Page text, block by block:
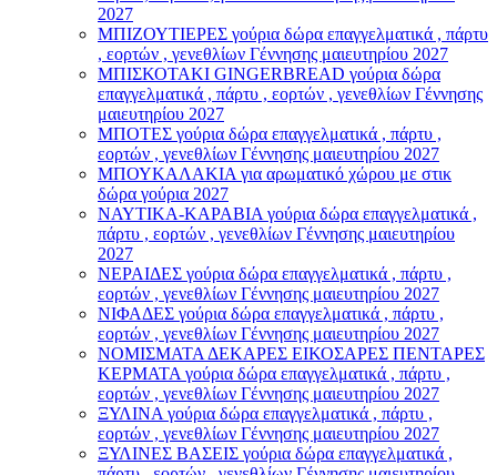
2027
ΜΠΙΖΟΥΤΙΕΡΕΣ γούρια δώρα επαγγελματικά , πάρτυ
, εορτών , γενεθλίων Γέννησης μαιευτηρίου 2027
ΜΠΙΣΚΟΤΑΚΙ GINGERBREAD γούρια δώρα
επαγγελματικά , πάρτυ , εορτών , γενεθλίων Γέννησης
μαιευτηρίου 2027
ΜΠΟΤΕΣ γούρια δώρα επαγγελματικά , πάρτυ ,
εορτών , γενεθλίων Γέννησης μαιευτηρίου 2027
ΜΠΟΥΚΑΛΑΚΙΑ για αρωματικό χώρου με στικ
δώρα γούρια 2027
ΝΑΥΤΙΚΑ-ΚΑΡΑΒΙΑ γούρια δώρα επαγγελματικά ,
πάρτυ , εορτών , γενεθλίων Γέννησης μαιευτηρίου
2027
ΝΕΡΑΙΔΕΣ γούρια δώρα επαγγελματικά , πάρτυ ,
εορτών , γενεθλίων Γέννησης μαιευτηρίου 2027
ΝΙΦΑΔΕΣ γούρια δώρα επαγγελματικά , πάρτυ ,
εορτών , γενεθλίων Γέννησης μαιευτηρίου 2027
ΝΟΜΙΣΜΑΤΑ ΔΕΚΑΡΕΣ ΕΙΚΟΣΑΡΕΣ ΠΕΝΤΑΡΕΣ
ΚΕΡΜΑΤΑ γούρια δώρα επαγγελματικά , πάρτυ ,
εορτών , γενεθλίων Γέννησης μαιευτηρίου 2027
ΞΥΛΙΝΑ γούρια δώρα επαγγελματικά , πάρτυ ,
εορτών , γενεθλίων Γέννησης μαιευτηρίου 2027
ΞΥΛΙΝΕΣ ΒΑΣΕΙΣ γούρια δώρα επαγγελματικά ,